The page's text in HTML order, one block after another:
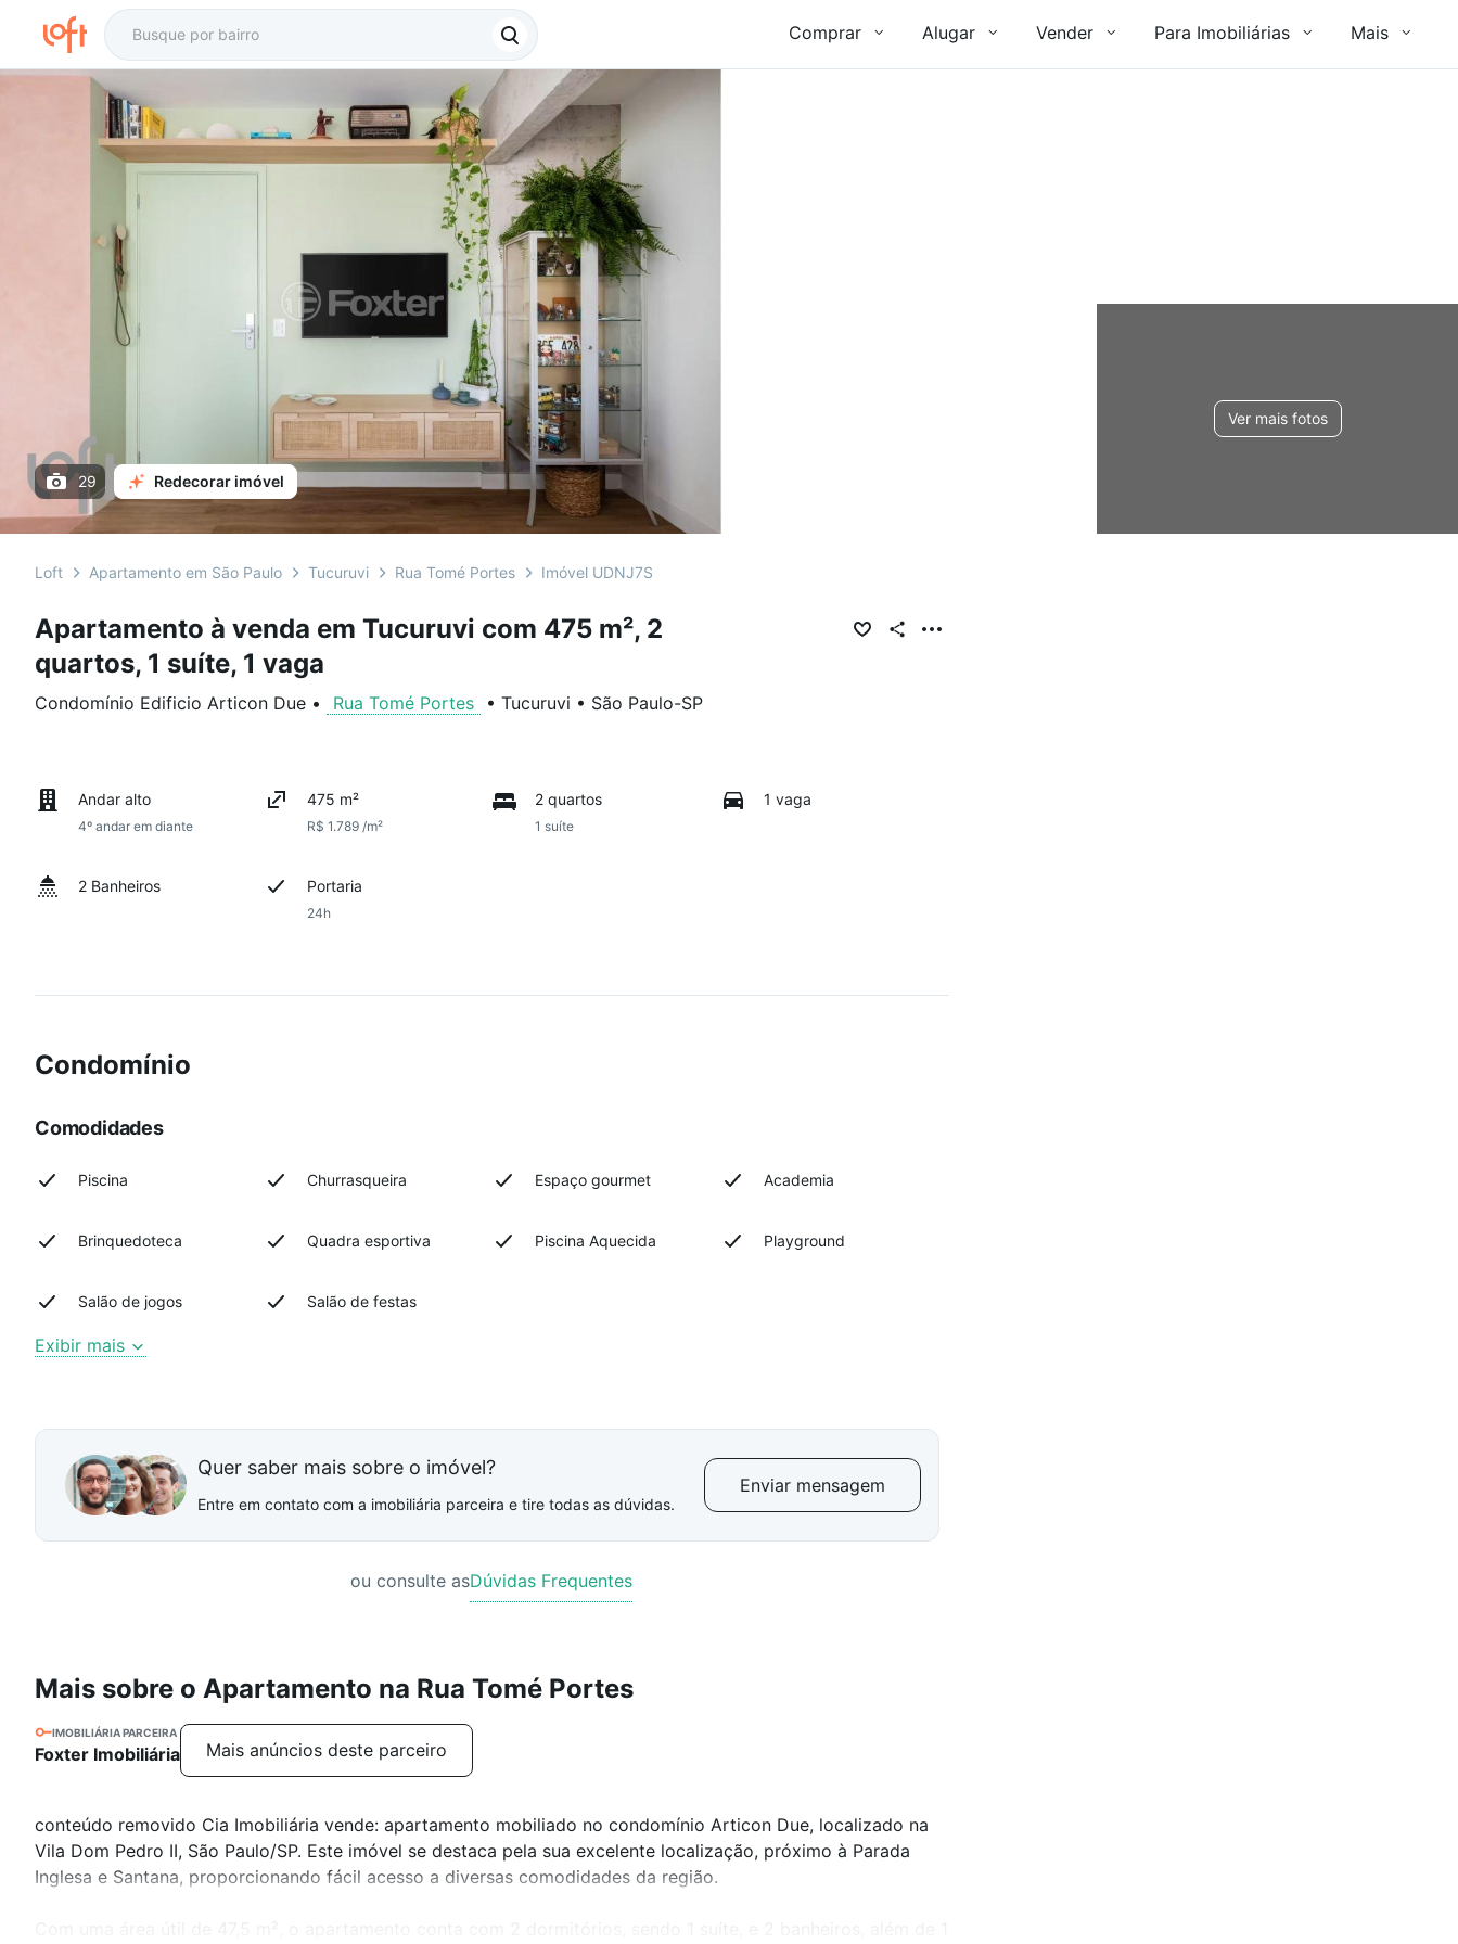
Comprar Alugar Vender Para Imobiliárias Mais
Ver mais fotos
29 Redecorar imóvel
Loft Apartamento em São Paulo Tucuruvi Rua Tomé Portes Imóvel UDNJ7S
Apartamento à venda em Tucuruvi com 475 m², 2
quartos, 1 suíte, 1 vaga
Condomínio Edificio Articon Due • Rua Tomé Portes • Tucuruvi • São Paulo-SP
Andar alto
4º andar em diante
475 m²
R$ 1.789 /m²
2 quartos
1 suíte
1 vaga
2 Banheiros Portaria
24h
Condomínio
Comodidades
Piscina Churrasqueira Espaço gourmet Academia
Brinquedoteca Quadra esportiva Piscina Aquecida Playground
Salão de jogos Salão de festas
Exibir mais
Quer saber mais sobre o imóvel?
Entre em contato com a imobiliária parceira e tire todas as dúvidas.
Enviar mensagem
ou consulte asDúvidas Frequentes
Mais sobre o Apartamento na Rua Tomé Portes
IMOBILIÁRIA PARCEIRA
Foxter Imobiliária Mais anúncios deste parceiro
conteúdo removido Cia Imobiliária vende: apartamento mobiliado no condomínio Articon Due, localizado na
Vila Dom Pedro II, São Paulo/SP. Este imóvel se destaca pela sua excelente localização, próximo à Parada
Inglesa e Santana, proporcionando fácil acesso a diversas comodidades da região.